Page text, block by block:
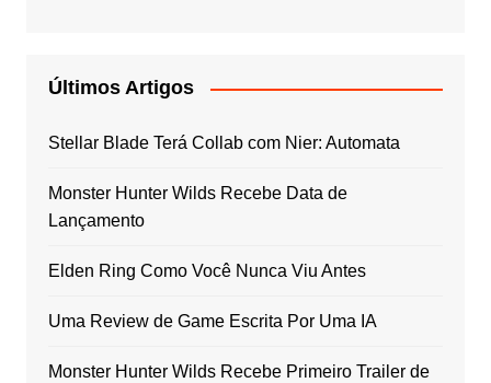
Últimos Artigos
Stellar Blade Terá Collab com Nier: Automata
Monster Hunter Wilds Recebe Data de
Lançamento
Elden Ring Como Você Nunca Viu Antes
Uma Review de Game Escrita Por Uma IA
Monster Hunter Wilds Recebe Primeiro Trailer de